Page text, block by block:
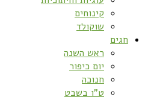
קינוחים
שוקולד
חגים
ראש השנה
יום כיפור
חנוכה
ט”ו בשבט